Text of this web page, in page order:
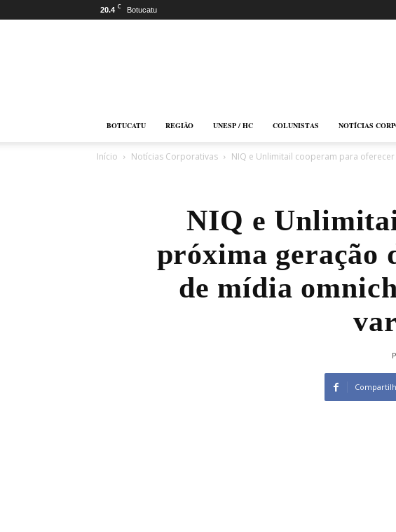
20.4 C Botucatu
BOTUCATU REGIÃO UNESP / HC COLUNISTAS NOTÍCIAS
Início Notícias Corporativas NIQ e Unlimitail cooperam para
NIQ e
próxima geração
de mídia